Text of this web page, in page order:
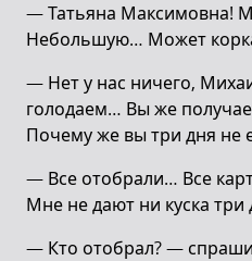
— Татьяна Максимовна!
Небольшую… Может
— Нет у нас ничего,
голодаем… Вы же
Почему же вы три дня не
— Все отобрали… Все
Мне не дают ни куска три
— Кто отобрал? —